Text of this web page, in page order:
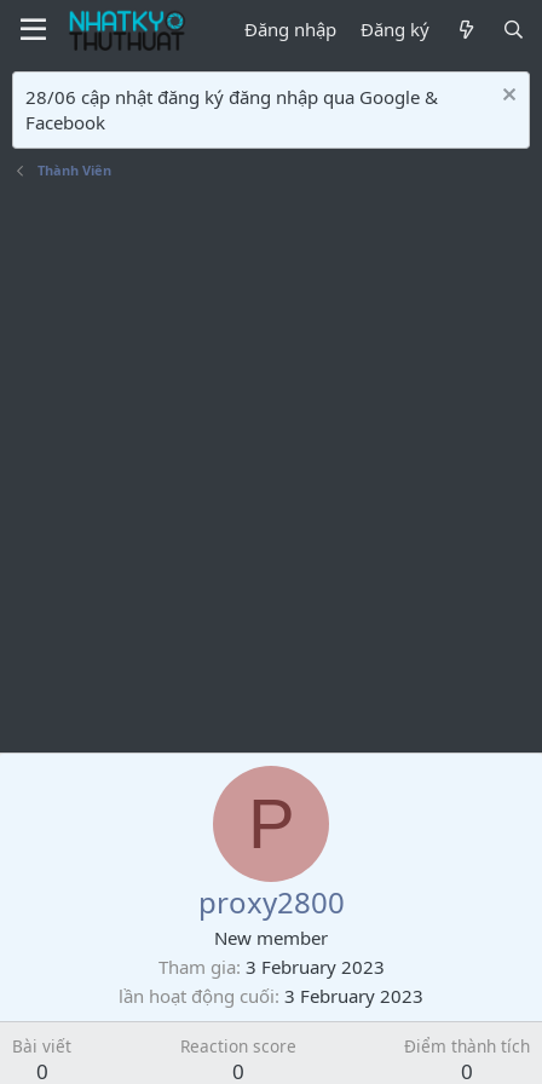
Đăng nhập Đăng ký
28/06 cập nhật đăng ký đăng nhập qua Google &
Facebook
Thành Viên
P
proxy2800
New member
Tham gia 3 February 2023
lần hoạt động cuối 3 February 2023
Bài viết
0
Reaction score
0
Điểm thành tích
0